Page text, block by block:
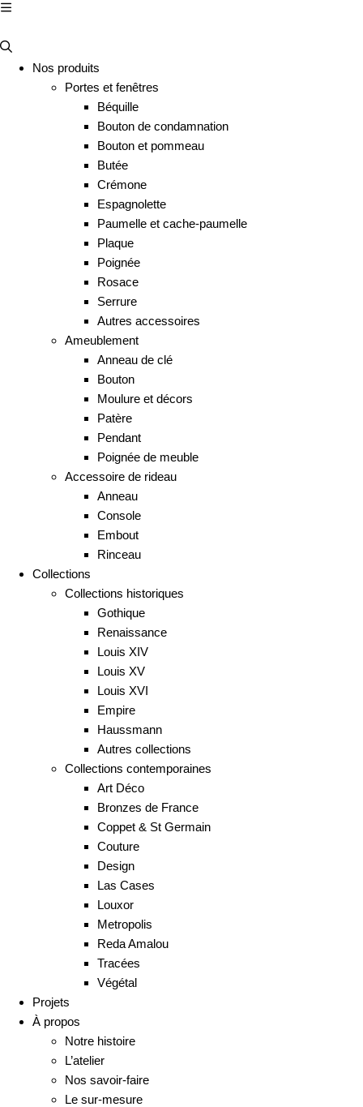
Nos produits
Portes et fenêtres
Béquille
Bouton de condamnation
Bouton et pommeau
Butée
Crémone
Espagnolette
Paumelle et cache-paumelle
Plaque
Poignée
Rosace
Serrure
Autres accessoires
Ameublement
Anneau de clé
Bouton
Moulure et décors
Patère
Pendant
Poignée de meuble
Accessoire de rideau
Anneau
Console
Embout
Rinceau
Collections
Collections historiques
Gothique
Renaissance
Louis XIV
Louis XV
Louis XVI
Empire
Haussmann
Autres collections
Collections contemporaines
Art Déco
Bronzes de France
Coppet & St Germain
Couture
Design
Las Cases
Louxor
Metropolis
Reda Amalou
Tracées
Végétal
Projets
À propos
Notre histoire
L’atelier
Nos savoir-faire
Le sur-mesure